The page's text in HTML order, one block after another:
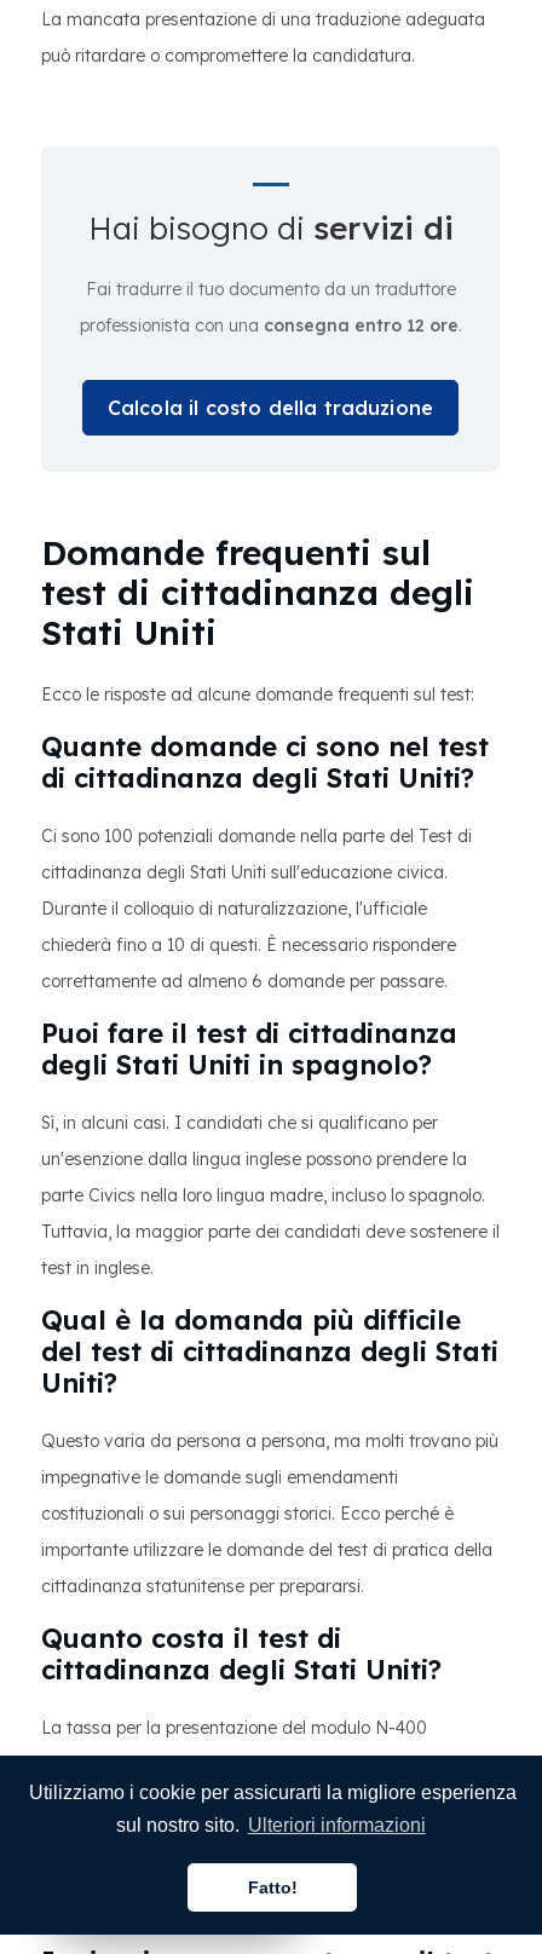
Utilizziamo i cookie per assicurarti la migliore esperienza
sul nostro sito. Ulteriori informazioni
Fatto!
La mancata presentazione di una traduzione adeguata
può ritardare o compromettere la candidatura.
Hai bisogno di servizi di
Fai tradurre il tuo documento da un traduttore
professionista con una consegna entro 12 ore.
Calcola il costo della traduzione
Domande frequenti sul
test di cittadinanza degli
Stati Uniti
Ecco le risposte ad alcune domande frequenti sul test:
Quante domande ci sono nel test
di cittadinanza degli Stati Uniti?
Ci sono 100 potenziali domande nella parte del Test di
cittadinanza degli Stati Uniti sull'educazione civica.
Durante il colloquio di naturalizzazione, l'ufficiale
chiederà fino a 10 di questi. È necessario rispondere
correttamente ad almeno 6 domande per passare.
Puoi fare il test di cittadinanza
degli Stati Uniti in spagnolo?
Sì, in alcuni casi. I candidati che si qualificano per
un'esenzione dalla lingua inglese possono prendere la
parte Civics nella loro lingua madre, incluso lo spagnolo.
Tuttavia, la maggior parte dei candidati deve sostenere il
test in inglese.
Qual è la domanda più difficile
del test di cittadinanza degli Stati
Uniti?
Questo varia da persona a persona, ma molti trovano più
impegnative le domande sugli emendamenti
costituzionali o sui personaggi storici. Ecco perché è
importante utilizzare le domande del test di pratica della
cittadinanza statunitense per prepararsi.
Quanto costa il test di
cittadinanza degli Stati Uniti?
La tassa per la presentazione del modulo N-400
dollari, più una commissione per i servizi biometrici di 85
dollari, per un totale di 725 dollari. Potrebbero essere
disponibili esenzioni dalle commissioni per coloro che ne
Italiano
Italiano
Italiano